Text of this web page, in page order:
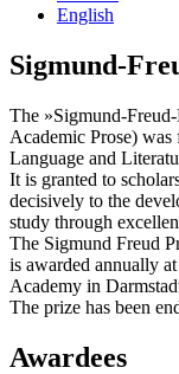
English
Sigmund-
The »Sigmund-
Academic Prose)
Language and
It is granted to
decisively to the
study through
The Sigmund Freud
is awarded annually
Academy in
The prize has been
Awardees